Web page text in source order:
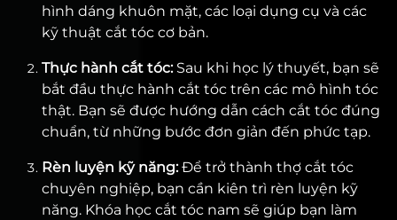
hình dáng khuôn mặt, các loại dụng cụ và các
kỹ thuật cắt tóc cơ bản.
Thực hành cắt tóc:Sau khi học lý thuyết, bạn sẽ
bắt đầu thực hành cắt tóc trên các mô hình tóc
thật. Bạn sẽ được hướng dẫn cách cắt tóc đúng
chuẩn, từ những bước đơn giản đến phức tạp.
Rèn luyện kỹ năng:Để trở thành thợ cắt tóc
chuyên nghiệp, bạn cần kiên trì rèn luyện kỹ
năng. Khóa học cắt tóc nam sẽ giúp bạn làm